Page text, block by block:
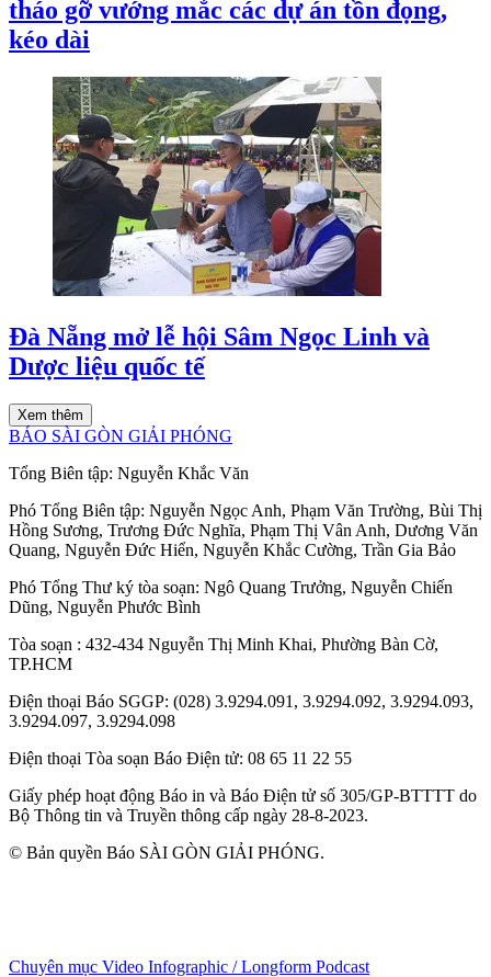
tháo gỡ vướng mắc các dự án tồn đọng,
kéo dài
Đà Nẵng mở lễ hội Sâm Ngọc Linh và
Dược liệu quốc tế
Xem thêm
BÁO SÀI GÒN GIẢI PHÓNG
Tổng Biên tập: Nguyễn Khắc Văn
Phó Tổng Biên tập: Nguyễn Ngọc Anh, Phạm Văn Trường, Bùi Thị
Hồng Sương, Trương Đức Nghĩa, Phạm Thị Vân Anh, Dương Văn
Quang, Nguyễn Đức Hiển, Nguyễn Khắc Cường, Trần Gia Bảo
Phó Tổng Thư ký tòa soạn: Ngô Quang Trưởng, Nguyễn Chiến
Dũng, Nguyễn Phước Bình
Tòa soạn : 432-434 Nguyễn Thị Minh Khai, Phường Bàn Cờ,
TP.HCM
Điện thoại Báo SGGP: (028) 3.9294.091, 3.9294.092, 3.9294.093,
3.9294.097, 3.9294.098
Điện thoại Tòa soạn Báo Điện tử: 08 65 11 22 55
Giấy phép hoạt động Báo in và Báo Điện tử số 305/GP-BTTTT do
Bộ Thông tin và Truyền thông cấp ngày 28-8-2023.
© Bản quyền Báo SÀI GÒN GIẢI PHÓNG.
Chuyên mục Video Infographic / Longform Podcast